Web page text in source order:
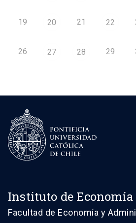
19 20 21 22
26 27 28 29
Instituto de Economía
Facultad de Economía y